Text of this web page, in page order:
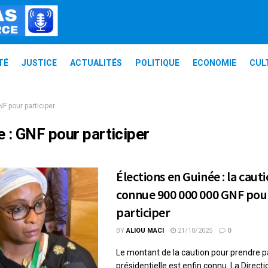
JUSTICE ACTUALITÉS POLITIQUE ECONOMIE
pour participer
: GNF pour participer
Élections en Guinée : la
connue 900 000 000 GNF
participer
BY ALIOU MACI 21/10/2025 0
Le montant de la caution pour prendre
présidentielle est enfin connu. La